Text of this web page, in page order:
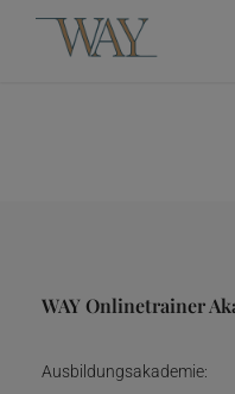
WAY Onlinetrainer
Ausbildungsakademie: